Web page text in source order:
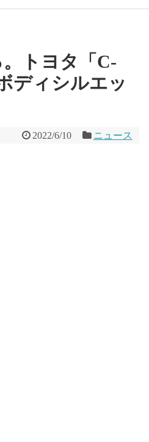
。トヨタ「C-
ディシルエッ
2022/6/10 ニュース